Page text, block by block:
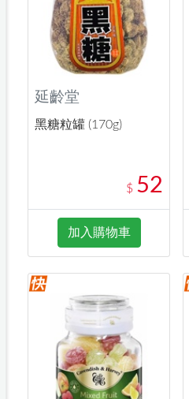
延齡堂
黑糖粒罐 (170g)
$ 52
加入購物車